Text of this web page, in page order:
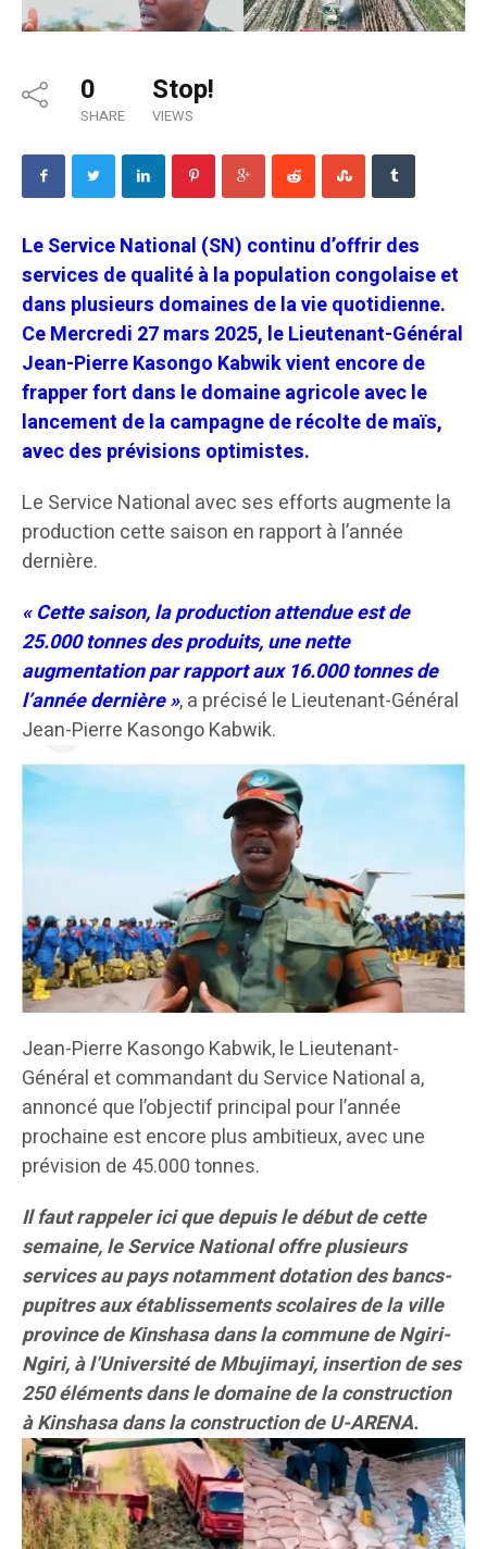
0
SHARE
Stop!
VIEWS
Le Service National (SN) continu d’offrir des
services de qualité à la population congolaise et
dans plusieurs domaines de la vie quotidienne.
Ce Mercredi 27 mars 2025, le Lieutenant-Général
Jean-Pierre Kasongo Kabwik vient encore de
frapper fort dans le domaine agricole avec le
lancement de la campagne de récolte de maïs,
avec des prévisions optimistes.
Le Service National avec ses efforts augmente la
production cette saison en rapport à l’année
dernière.
« Cette saison, la production attendue est de
25.000 tonnes des produits, une nette
augmentation par rapport aux 16.000 tonnes de
l’année dernière », a précisé le Lieutenant-Général
Jean-Pierre Kasongo Kabwik.
Jean-Pierre Kasongo Kabwik, le Lieutenant-
Général et commandant du Service National a,
annoncé que l’objectif principal pour l’année
prochaine est encore plus ambitieux, avec une
prévision de 45.000 tonnes.
Il faut rappeler ici que depuis le début de cette
semaine, le Service National offre plusieurs
services au pays notamment dotation des bancs-
pupitres aux établissements scolaires de la ville
province de Kinshasa dans la commune de Ngiri-
Ngiri, à l’Université de Mbujimayi, insertion de ses
250 éléments dans le domaine de la construction
à Kinshasa dans la construction de U-ARENA.